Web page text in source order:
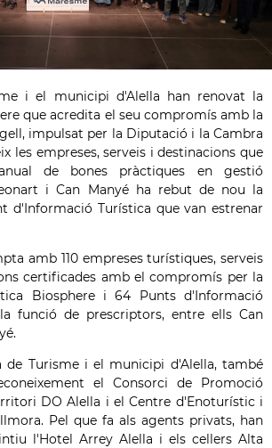
i el municipi d'Alella han renovat la
que acredita el seu compromís amb la
impulsat per la Diputació i la Cambra
les empreses, serveis i destinacions que
de bones pràctiques en gestió
i Can Manyé ha rebut de nou la
d'Informació Turística que van estrenar
amb 110 empreses turístiques, serveis
certificades amb el compromís per la
Biosphere i 64 Punts d'Informació
funció de prescriptors, entre ells Can
de Turisme i el municipi d'Alella, també
el Consorci de Promoció
DO Alella i el Centre d'Enoturístic i
Pel que fa als agents privats, han
l'Hotel Arrey Alella i els cellers Alta